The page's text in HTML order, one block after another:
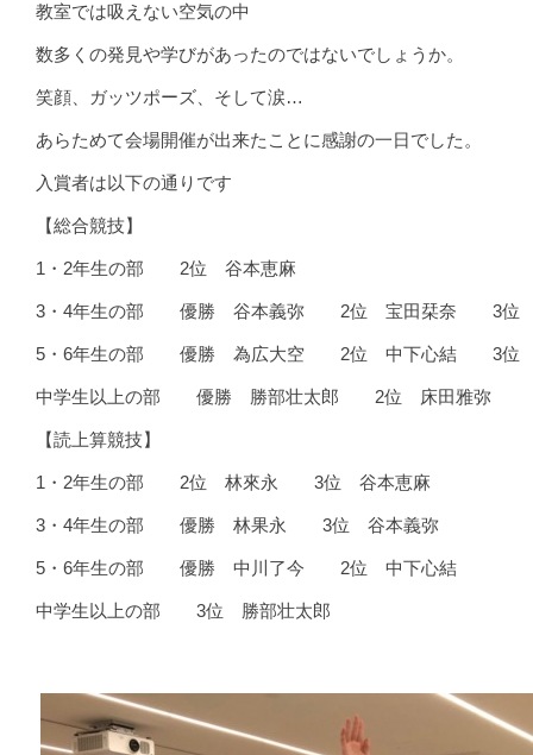
教室では吸えない空気の中
数多くの発見や学びがあったのではないでしょうか。
笑顔、ガッツポーズ、そして涙…
あらためて会場開催が出来たことに感謝の一日でした。
入賞者は以下の通りです
【総合競技】
1・2年生の部 2位 谷本恵麻
3・4年生の部 優勝 谷本義弥 2位 宝田栞奈 3位
5・6年生の部 優勝 為広大空 2位 中下心結 3位 糸
中学生以上の部 優勝 勝部壮太郎 2位 床田雅弥
【読上算競技】
1・2年生の部 2位 林來永 3位 谷本恵麻
3・4年生の部 優勝 林果永 3位 谷本義弥
5・6年生の部 優勝 中川了今 2位 中下心結
中学生以上の部 3位 勝部壮太郎